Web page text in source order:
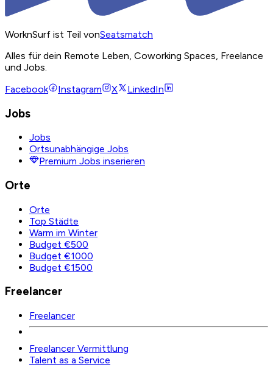
WorknSurf ist Teil vonSeatsmatch
Alles für dein Remote Leben, Coworking Spaces, Freelance
und Jobs.
Facebook
Instagram X LinkedIn
Jobs
Jobs
Ortsunabhängige Jobs
Premium Jobs inserieren
Orte
Orte
Top Städte
Warm im Winter
Budget €500
Budget €1000
Budget €1500
Freelancer
Freelancer
Freelancer Vermittlung
Talent as a Service